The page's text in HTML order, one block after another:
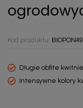
Kod produktu:
Długie obfite
Intensywne kolory